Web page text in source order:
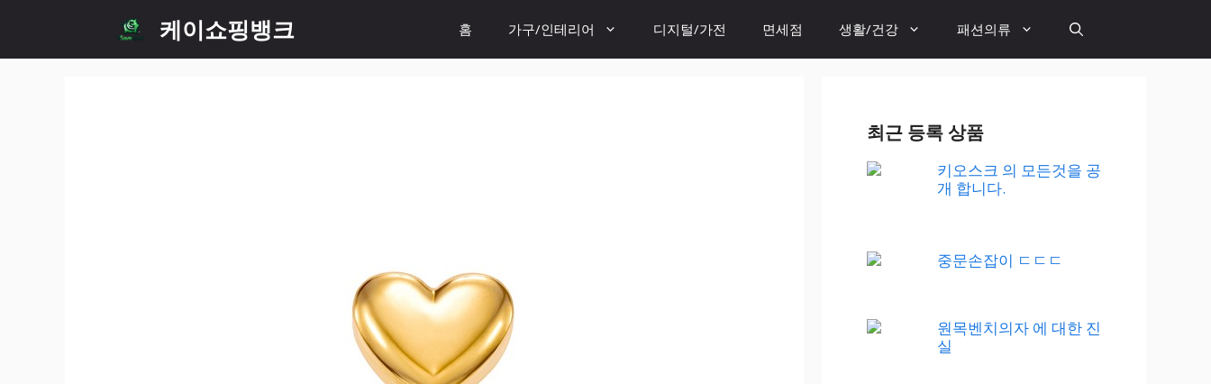
content
케이쇼핑뱅크 홈 가구/인테리어 디지털/가전 면세점 생활/건강 패션의류
최근 등록 상품
키오스크 의 모든것을 공
개 합니다.
중문손잡이 ㄷㄷㄷ
원목벤치의자 에 대한 진
실